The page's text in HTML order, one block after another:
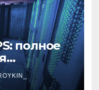
полное